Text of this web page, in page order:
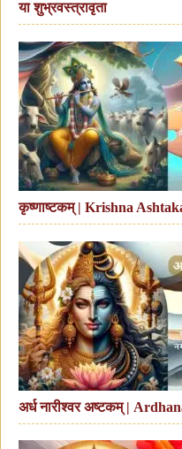
या शुभ्रवस्त्रावृता
कृष्णाष्टकम् | Krishna
अर्ध नारीश्वर अष्टकम् |